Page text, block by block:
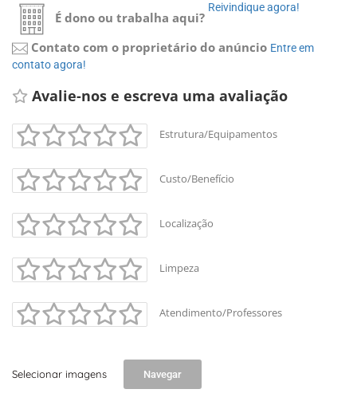
É dono ou trabalha aqui?
Reivindique agora!
Contato com o proprietário do anúncio Entre em
contato agora!
Avalie-nos e escreva uma avaliação
Estrutura/Equipamentos
Custo/Benefício
Localização
Limpeza
Atendimento/Professores
Selecionar imagens Navegar